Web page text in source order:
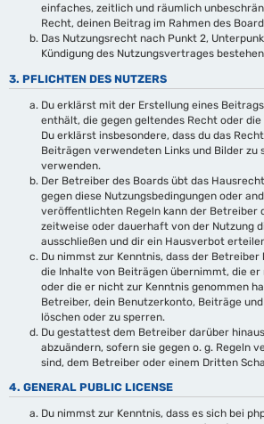
einfaches, zeitlich und räumlich
Recht, deinen Beitrag im Rahmen des
Das Nutzungsrecht nach Punkt 2,
Kündigung des Nutzungsvertrages
3. PFLICHTEN DES NUTZERS
Du erklärst mit der Erstellung eines
enthält, die gegen geltendes Recht oder
Du erklärst insbesondere, dass du das
Beiträgen verwendeten Links und Bilder zu
verwenden.
Der Betreiber des Boards übt das
gegen diese Nutzungsbedingungen oder
veröffentlichten Regeln kann der Betreiber
zeitweise oder dauerhaft von der Nutzung
ausschließen und dir ein Hausverbot
Du nimmst zur Kenntnis, dass der
die Inhalte von Beiträgen übernimmt, die
oder die er nicht zur Kenntnis genommen
Betreiber, dein Benutzerkonto, Beiträge
löschen oder zu sperren.
Du gestattest dem Betreiber darüber
abzuändern, sofern sie gegen o. g. Regeln
sind, dem Betreiber oder einem Dritten
4. GENERAL PUBLIC LICENSE
Du nimmst zur Kenntnis, dass es sich bei